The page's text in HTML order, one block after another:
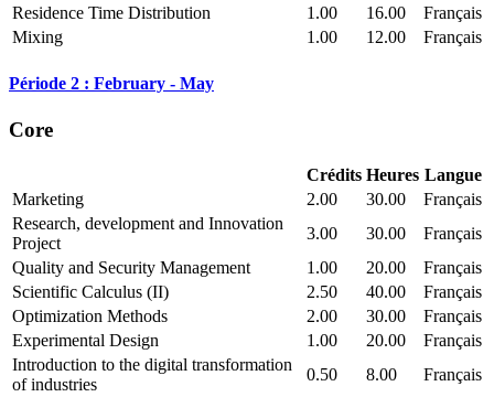
Residence Time Distribution
1.00 16.00
Français
Mixing
1.00 12.00 Français
Période 2 : February - May
Core
Crédits Heures Langue
Marketing
2.00 30.00
Français
Research, development and Innovation
Project
3.00 30.00
Français
Quality and Security Management
1.00 20.00
Français
Scientific Calculus (II)
2.50 40.00
Français
Optimization Methods
2.00 30.00
Français
Experimental Design
1.00 20.00
Français
Introduction to the digital transformation
of industries
0.50 8.00
Français